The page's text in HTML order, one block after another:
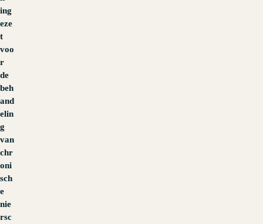
ing
eze
t
voo
r
de
beh
and
elin
g
van
chr
oni
sch
e
nie
rsc